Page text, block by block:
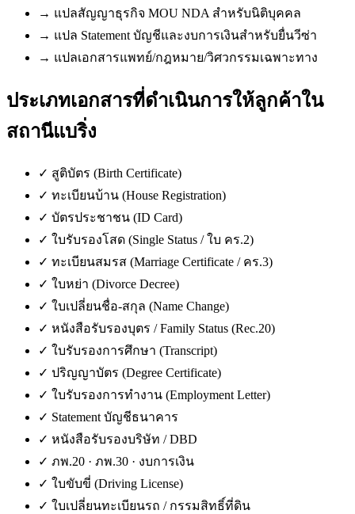
→ แปลสัญญาธุรกิจ MOU NDA สำหรับนิติบุคคล
→ แปล Statement บัญชีและงบการเงินสำหรับยื่นวีซ่า
→ แปลเอกสารแพทย์/กฎหมาย/วิศวกรรมเฉพาะทาง
ประเภทเอกสารที่ดำเนินการให้ลูกค้าใน
สถานีแบริ่ง
✓ สูติบัตร (Birth Certificate)
✓ ทะเบียนบ้าน (House Registration)
✓ บัตรประชาชน (ID Card)
✓ ใบรับรองโสด (Single Status / ใบ คร.2)
✓ ทะเบียนสมรส (Marriage Certificate / คร.3)
✓ ใบหย่า (Divorce Decree)
✓ ใบเปลี่ยนชื่อ-สกุล (Name Change)
✓ หนังสือรับรองบุตร / Family Status (Rec.20)
✓ ใบรับรองการศึกษา (Transcript)
✓ ปริญญาบัตร (Degree Certificate)
✓ ใบรับรองการทำงาน (Employment Letter)
✓ Statement บัญชีธนาคาร
✓ หนังสือรับรองบริษัท / DBD
✓ ภพ.20 · ภพ.30 · งบการเงิน
✓ ใบขับขี่ (Driving License)
✓ ใบเปลี่ยนทะเบียนรถ / กรรมสิทธิ์ที่ดิน